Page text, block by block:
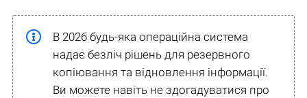
В 2026 будь-яка операційна система
надає безліч рішень для резервного
копіювання та відновлення інформації.
Ви можете навіть не здогадуватися про